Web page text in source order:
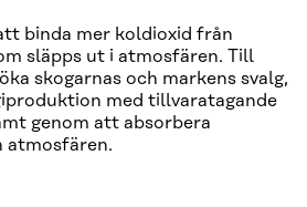
binda mer koldioxid från
släpps ut i atmosfären. Till
skogarnas och markens svalg,
med tillvaratagande
genom att absorbera
atmosfären.